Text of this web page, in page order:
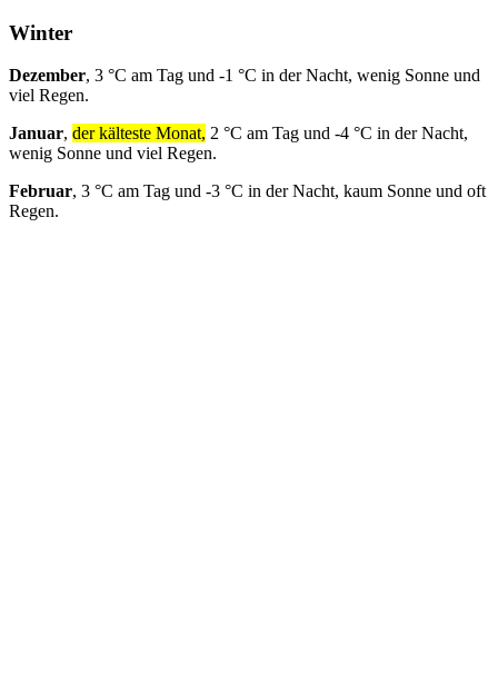
Winter
Dezember, 3 °C am Tag und -1 °C in der Nacht, wenig Sonne und
viel Regen.
Januar, der kälteste Monat, 2 °C am Tag und -4 °C in der Nacht,
wenig Sonne und viel Regen.
Februar, 3 °C am Tag und -3 °C in der Nacht, kaum Sonne und oft
Regen.